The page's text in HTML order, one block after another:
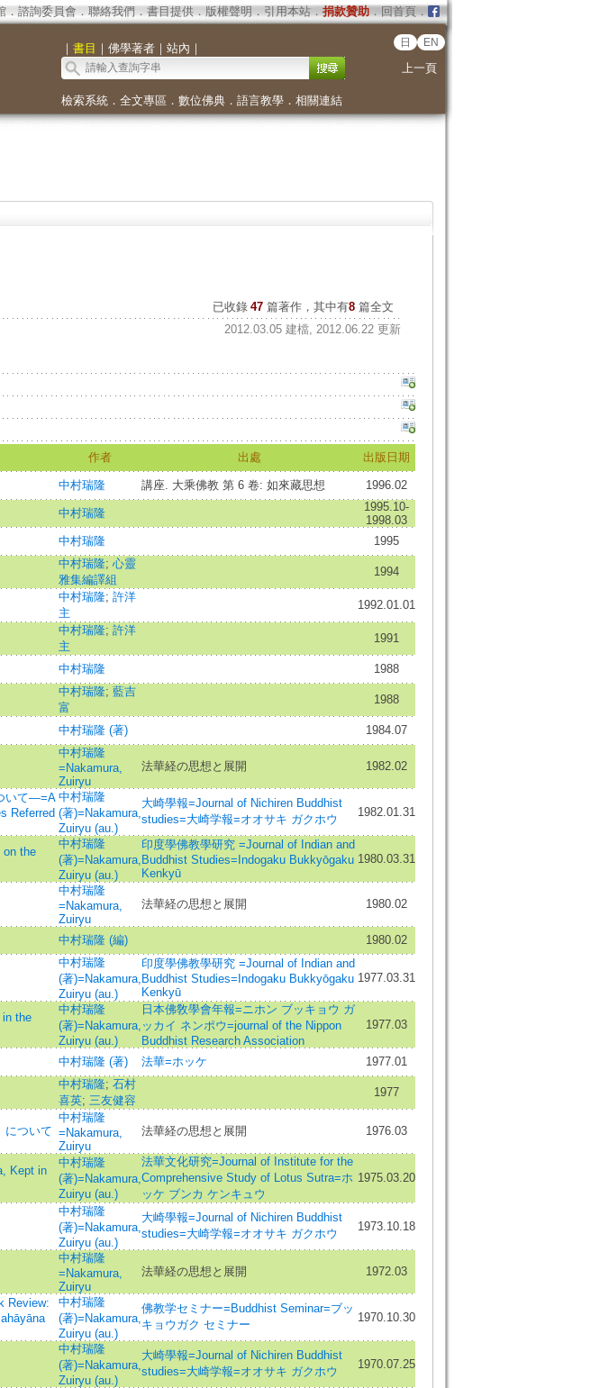
． 諮詢委員會． 聯絡我們 ． 書目提供． 版權聲明 ． 引用本站． 捐款贊助．回首頁．
｜ 書目 ｜ 佛學著者｜ 站內 ｜ 日 EN
上一頁
檢索系統． 全文專區 ． 數位佛典． 語言教學． 相關連結
已收錄 47 篇著作，其中有8篇全文
2012.03.05 建檔, 2012.06.22 更新
作者 出處 出版日期
中村瑞隆 講座. 大乘佛教 第 6 卷: 如來藏思想 1996.02
中村瑞隆
1995.10-
1998.03
中村瑞隆 1995
中村瑞隆; 心靈
雅集編譯組
1994
中村瑞隆; 許洋
主
1992.01.01
中村瑞隆; 許洋
主
1991
中村瑞隆 1988
中村瑞隆; 藍吉
富
1988
中村瑞隆 (著) 1984.07
中村瑞隆
=Nakamura,
Zuiryu
法華経の思想と展開 1982.02
いて―=A
Referred
中村瑞隆
(著)=Nakamura,
Zuiryu (au.)
大崎學報=Journal of Nichiren Buddhist
studies=大崎学報=オオサキ ガクホウ
1982.01.31
on the
中村瑞隆
(著)=Nakamura,
Zuiryu (au.)
印度學佛教學研究 =Journal of Indian and
Buddhist Studies=Indogaku Bukkyōgaku
Kenkyū
1980.03.31
中村瑞隆
=Nakamura,
Zuiryu
法華経の思想と展開 1980.02
中村瑞隆 (編) 1980.02
中村瑞隆
(著)=Nakamura,
Zuiryu (au.)
印度學佛教學研究 =Journal of Indian and
Buddhist Studies=Indogaku Bukkyōgaku
Kenkyū
1977.03.31
the
中村瑞隆
(著)=Nakamura,
Zuiryu (au.)
日本佛敎學會年報=ニホン ブッキョウ ガ
ッカイ ネンポウ=journal of the Nippon
Buddhist Research Association
1977.03
中村瑞隆 (著) 法華=ホッケ 1977.01
中村瑞隆; 石村
喜英; 三友健容
1977
について
中村瑞隆
=Nakamura,
Zuiryu
法華経の思想と展開 1976.03
Kept in
中村瑞隆
(著)=Nakamura,
Zuiryu (au.)
法華文化研究=Journal of Institute for the
Comprehensive Study of Lotus Sutra=ホ
ッケ ブンカ ケンキュウ
1975.03.20
中村瑞隆
(著)=Nakamura,
Zuiryu (au.)
大崎學報=Journal of Nichiren Buddhist
studies=大崎学報=オオサキ ガクホウ
1973.10.18
中村瑞隆
=Nakamura,
Zuiryu
法華経の思想と展開 1972.03
Review:
中村瑞隆
(著)=Nakamura,
Zuiryu (au.)
佛教学セミナー=Buddhist Seminar=ブッ
キョウガク セミナー
1970.10.30
中村瑞隆
(著)=Nakamura,
Zuiryu (au.)
大崎學報=Journal of Nichiren Buddhist
studies=大崎学報=オオサキ ガクホウ
1970.07.25